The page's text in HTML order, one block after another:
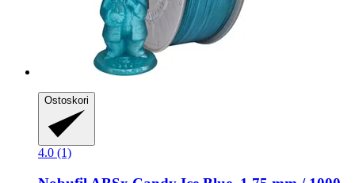
Ostoskori
4.0 (1)